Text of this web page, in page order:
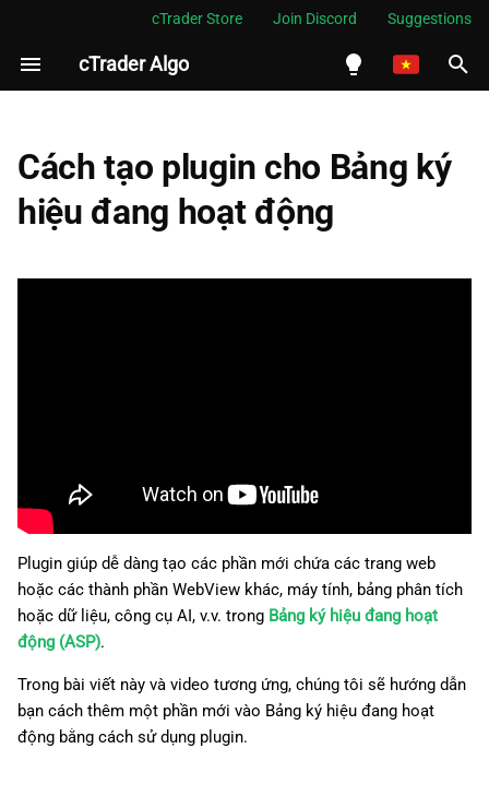
cTrader Store Join Discord Suggestions
cTrader Algo
Español
Indonesia
I
i
g
e
a
c
h
Tạo một plugin
Tạo phần WebView
Cách tạo plugin cho Bảng ký
hiệu đang hoạt động
Plugin giúp dễ dàng tạo các phần mới chứa các trang web
hoặc các thành phần WebView khác, máy tính, bảng phân tích
hoặc dữ liệu, công cụ AI, v.v. trong Bảng ký hiệu đang hoạt
động (ASP).
Trong bài viết này và video tương ứng, chúng tôi sẽ hướng dẫn
bạn cách thêm một phần mới vào Bảng ký hiệu đang hoạt
động bằng cách sử dụng plugin.